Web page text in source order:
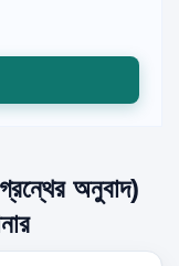
অনুবাদ)